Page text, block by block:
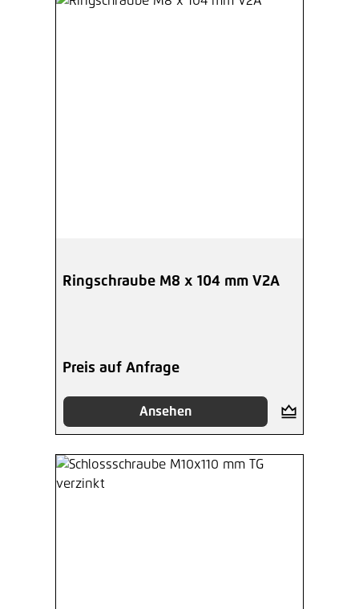
Ringschraube M8 x 104 mm V2A
Preis auf Anfrage
Ansehen